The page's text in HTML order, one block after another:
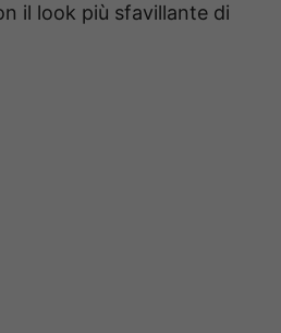
il look più sfavillante di